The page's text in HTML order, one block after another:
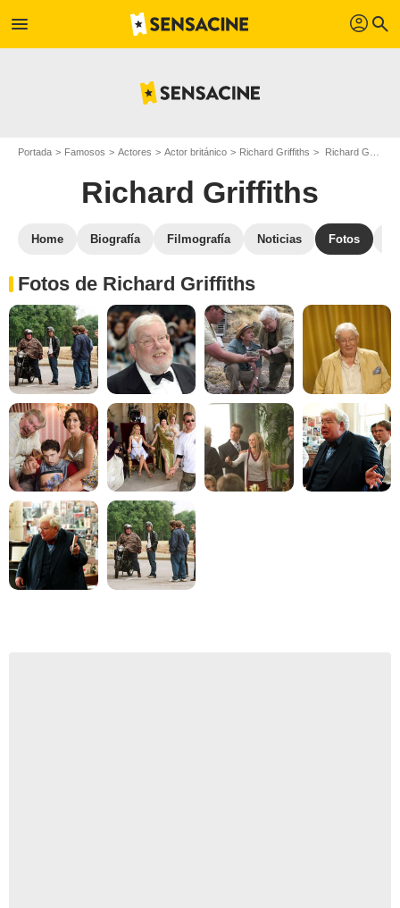
menu profil search
Portada Famosos Actores Actor británico Richard Griffiths Richard Griffiths : Fotos de sus películas y series
Richard Griffiths
Home Biografía Filmografía Noticias Fotos
Fotos de Richard Griffiths